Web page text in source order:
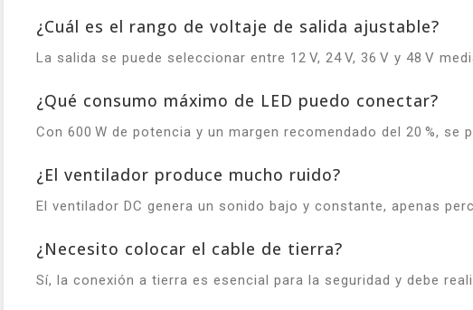
¿Cuál es el rango de voltaje de salida ajustable?
La salida se puede seleccionar entre 12 V, 24 V, 36 V y 48 V
¿Qué consumo máximo de LED puedo conectar?
Con 600 W de potencia y un margen recomendado del 20 %,
¿El ventilador produce mucho ruido?
El ventilador DC genera un sonido bajo y constante, apenas
¿Necesito colocar el cable de tierra?
Sí, la conexión a tierra es esencial para la seguridad y debe